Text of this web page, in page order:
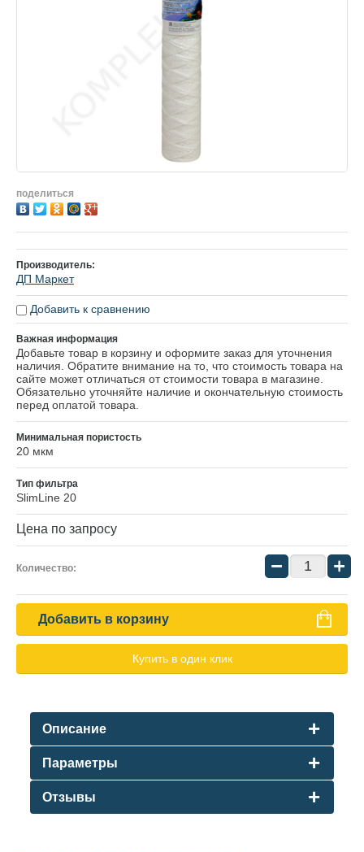
поделиться
Производитель:
ДП Маркет
Добавить к сравнению
Важная информация
Добавьте товар в корзину и оформите заказ для уточнения
наличия. Обратите внимание на то, что стоимость товара на
сайте может отличаться от стоимости товара в магазине.
Обязательно уточняйте наличие и окончательную стоимость
перед оплатой товара.
Минимальная пористость
20 мкм
Тип фильтра
SlimLine 20
Цена по запросу
Количество: − +
Добавить в корзину
Купить в один клик
Описание
Параметры
Отзывы